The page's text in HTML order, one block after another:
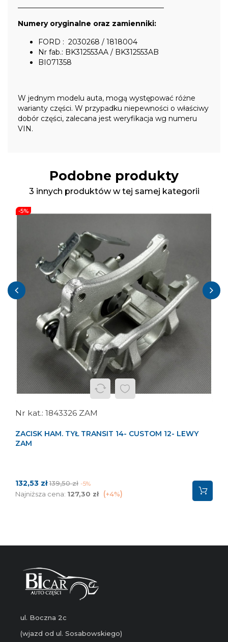
Numery oryginalne oraz zamienniki:
FORD : 2030268 / 1818004
Nr fab.: BK312553AA / BK312553AB
BI071358
W jednym modelu auta, mogą występować różne
warianty części. W przypadku niepewności o właściwy
dobór części, zalecana jest weryfikacja wg numeru
VIN.
Podobne produkty
3 innych produktów w tej samej kategorii
-5%
1843326 ZAM
ZACISK HAM. TYŁ TRANSIT 14- CUSTOM 12- LEWY
ZAM
Cena
132,53 złCena
podstawowa
139,50 zł -5%
Najniższa cena: 127,30 zł +4%
ul. Boczna 2c
(wjazd od ul. Sosabowskiego)